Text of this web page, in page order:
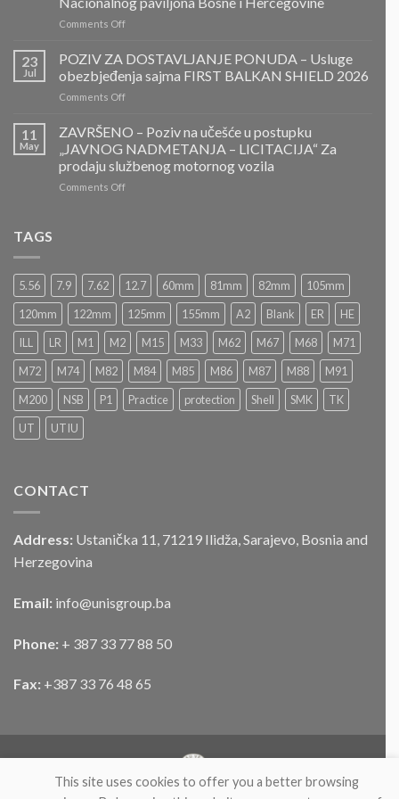
DOSTAVLJANJE
PONUDA
Comments Offon
POZIV
ZA
DOSTAVLJANJE
PONUDA
Projektovanje,
izrada
montaža
Nacionalnog
23
Jul
POZIV ZA DOSTAVLJANJE PONUDA – Usluge
obezbjeđenja sajma FIRST BALKAN SHIELD 2026
Comments Offon
ZA
DOSTAVLJANJE
PONUDA
–
Usluge
2026
11
May
ZAVRŠENO – Poziv na učešće u postupku
„JAVNOG NADMETANJA – LICITACIJA“ Za
prodaju službenog motornog vozila
Comments Offon
u
postupku
„JAVNOG
NADMETANJA
–
LICITACIJA“
Za
prodaju
službenog
motornog
TAGS
5.56 7.9 7.62 12.7 60mm 81mm 82mm
105mm
120mm
122mm 125mm 155mm A2 Blank ER
HE
ILL
LR M1 M2 M15 M33 M62 M67 M68
M71
M72
M74 M82 M84 M85 M86 M87 M88
M91
M200
NSB P1 Practice protection Shell SMK
TK
UT
UTIU
CONTACT
Address: Ustanička 11, 71219 Ilidža, Sarajevo, Bosnia and
Herzegovina
Email: info@unisgroup.ba
Phone: + 387 33 77 88 50
Fax: +387 33 76 48 65
This site uses cookies to offer you a better browsing